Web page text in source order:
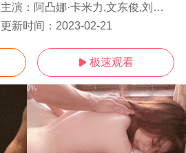
主演： 阿凸娜·卡米力,文东俊,刘新,马新平
更新时间： 2023-02-21
 极速观看